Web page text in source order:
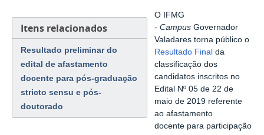
Itens relacionados
Resultado preliminar do
edital de afastamento
docente para pós-graduação
stricto sensu e pós-
doutorado
O IFMG
-Campus Governador
Valadares torna público o
Resultado Final da
classificação dos
candidatos inscritos no
Edital Nº 05 de 22 de
maio de 2019 referente
ao afastamento
docente para participação